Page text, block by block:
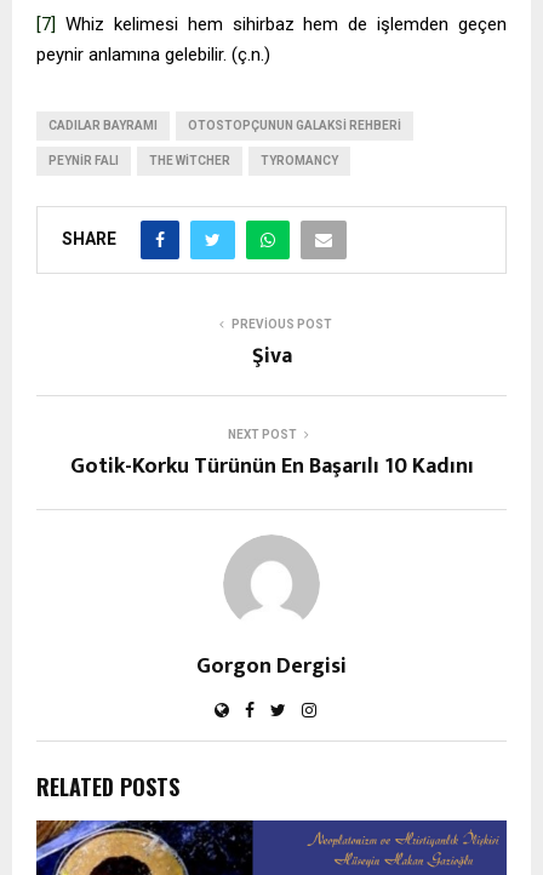
[7] Whiz kelimesi hem sihirbaz hem de işlemden geçen
peynir anlamına gelebilir. (ç.n.)
CADILAR BAYRAMI OTOSTOPÇUNUN GALAKSI REHBERI
PEYNIR FALI THE WITCHER TYROMANCY
SHARE
PREVIOUS POST
Şiva
NEXT POST
Gotik-Korku Türünün En Başarılı 10 Kadını
Gorgon Dergisi
RELATED POSTS